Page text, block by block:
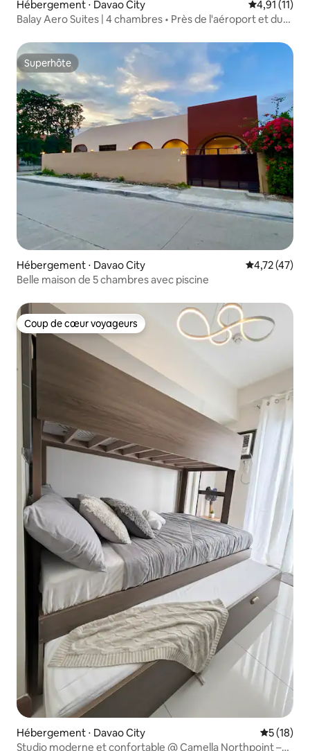
Hébergement ⋅ Davao City Évaluation
4,91 (11)
Balay Aero Suites | 4 chambres • Près de l'aéroport et du
Superhôte
Superhôte
Hébergement ⋅ Davao City Évaluation
4,72 (47)
Belle maison de 5 chambres avec piscine
Coup de cœur voyageurs
Coup de cœur voyageurs
Hébergement ⋅ Davao City
5 (18)
Studio moderne et confortable @ Camella Northpoint –